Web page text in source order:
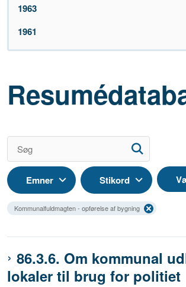
1963
1961
Emner Stikord
Kommunalfuldmagten - opførelse af bygning
86.3.6. Om kommunal
lokaler til brug for politiet